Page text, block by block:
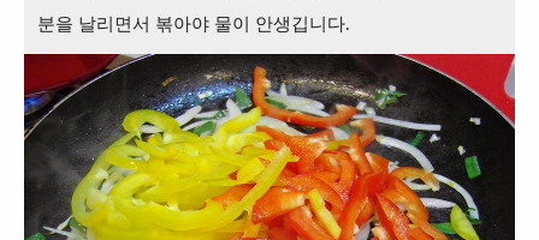
분을 날리면서 볶아야 물이 안생깁니다.